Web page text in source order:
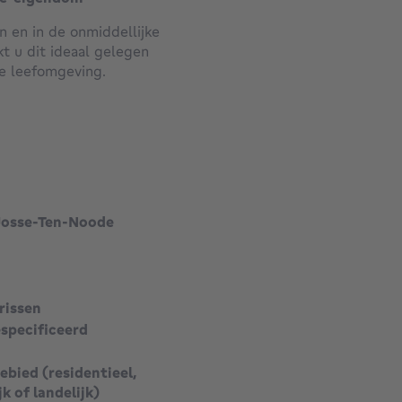
en in de onmiddellijke
u dit ideaal gelegen
leefomgeving.
5 wooneenheden,
en lage
uit een
en een
vervolledigt het
ruimte.
Ten-Noode
(residentieel,
of landelijk)